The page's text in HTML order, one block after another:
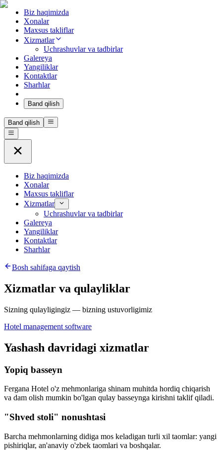
Biz haqimizda
Xonalar
Maxsus takliflar
Xizmatlar
Uchrashuvlar va tadbirlar
Galereya
Yangiliklar
Kontaktlar
Sharhlar
Band qilish
Band qilish
Biz haqimizda
Xonalar
Maxsus takliflar
Xizmatlar
Uchrashuvlar va tadbirlar
Galereya
Yangiliklar
Kontaktlar
Sharhlar
Bosh sahifaga qaytish
Xizmatlar va qulayliklar
Sizning qulayligingiz — bizning ustuvorligimiz
Hotel management software
Yashash davridagi xizmatlar
Yopiq basseyn
Fergana Hotel o'z mehmonlariga shinam muhitda hordiq chiqarish
va dam olish mumkin bo'lgan qulay basseynga kirishni taklif qiladi.
"Shved stoli" nonushtasi
Barcha mehmonlarning didiga mos keladigan turli xil taomlar: yangi
pishiriqlar, an'anaviy o'zbek taomlari va boshqalar.